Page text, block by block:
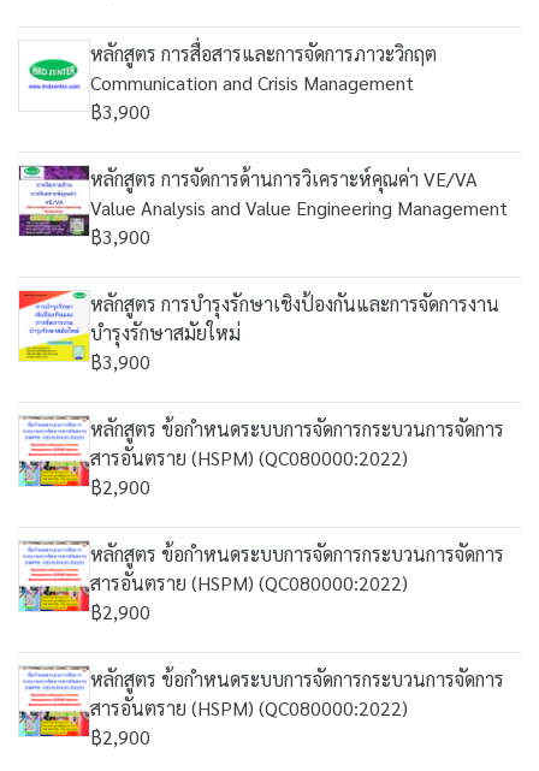
หลักสูตร การสื่อสารและการจัดการภาวะวิกฤต
Communication and Crisis Management
฿3,900
หลักสูตร การจัดการด้านการวิเคราะห์คุณค่า VE/VA
Value Analysis and Value Engineering Management
฿3,900
หลักสูตร การบำรุงรักษาเชิงป้องกันและการจัดการงาน
บำรุงรักษาสมัยใหม่
฿3,900
หลักสูตร ข้อกำหนดระบบการจัดการกระบวนการจัดการ
สารอันตราย (HSPM) (QC080000:2022)
฿2,900
หลักสูตร ข้อกำหนดระบบการจัดการกระบวนการจัดการ
สารอันตราย (HSPM) (QC080000:2022)
฿2,900
หลักสูตร ข้อกำหนดระบบการจัดการกระบวนการจัดการ
สารอันตราย (HSPM) (QC080000:2022)
฿2,900